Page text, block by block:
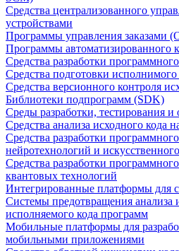
Средства централизованного
устройствами
Программы управления заказами
Программы автоматизированного
Средства разработки
Средства подготовки исполнимого
Средства версионного контроля
Библиотеки подпрограмм (SDK)
Среды разработки, тестирования и
Средства анализа исходного кода
Средства разработки
нейротехнологий и
Средства разработки
квантовых технологий
Интегрированные платформы для
Системы предотвращения анализа
исполняемого кода программ
Мобильные платформы для
мобильными приложениями